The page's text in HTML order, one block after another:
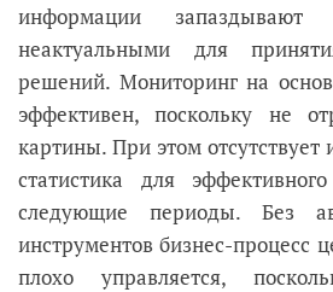
информации
неактуальными для
решений. Мониторинг на
эффективен, поскольку не
картины. При этом отсутствует
статистика для
следующие периоды. Без
инструментов бизнес-процесс
плохо управляется,